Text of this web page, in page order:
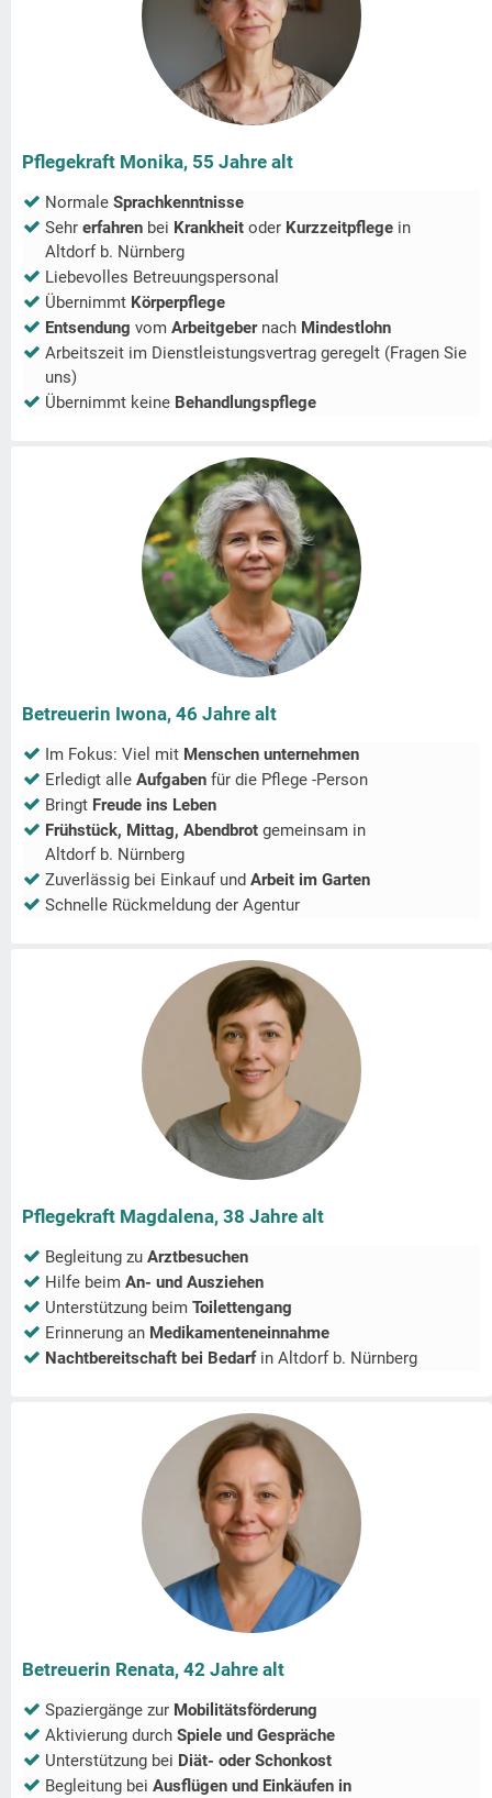
Pflegekraft Monika, 55 Jahre alt
Normale Sprachkenntnisse
Sehr erfahren bei Krankheit oder Kurzzeitpflege in
Altdorf b. Nürnberg
Liebevolles Betreuungspersonal
Übernimmt Körperpflege
Entsendung vom Arbeitgeber nach Mindestlohn
Arbeitszeit im Dienstleistungsvertrag geregelt (Fragen Sie
uns)
Übernimmt keine Behandlungspflege
Betreuerin Iwona, 46 Jahre alt
Im Fokus: Viel mit Menschen unternehmen
Erledigt alle Aufgaben für die Pflege -Person
Bringt Freude ins Leben
Frühstück, Mittag, Abendbrot gemeinsam in
Altdorf b. Nürnberg
Zuverlässig bei Einkauf und Arbeit im Garten
Schnelle Rückmeldung der Agentur
Pflegekraft Magdalena, 38 Jahre alt
Begleitung zu Arztbesuchen
Hilfe beim An- und Ausziehen
Unterstützung beim Toilettengang
Erinnerung an Medikamenteneinnahme
Nachtbereitschaft bei Bedarfin Altdorf b. Nürnberg
Betreuerin Renata, 42 Jahre alt
Spaziergänge zur Mobilitätsförderung
Aktivierung durch Spiele und Gespräche
Unterstützung bei Diät- oder Schonkost
Begleitung bei Ausflügen und Einkäufen in